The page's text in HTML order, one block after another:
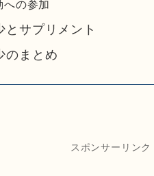
の参加
サプリメント
のまとめ
スポンサーリンク